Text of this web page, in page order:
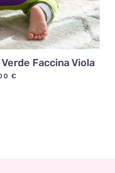
Verde Faccina Viola
€